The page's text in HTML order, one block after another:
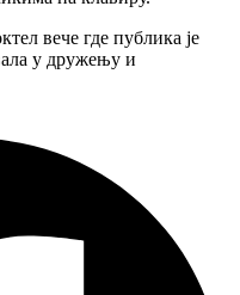
вече где публика је
у дружењу и